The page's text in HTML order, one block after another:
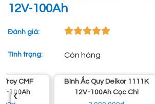
12V-100Ah
Đánh giá:
Tình trạng: Còn hàng
Bình Ắc Quy Delkor 1111K
12V-100Ah Cọc Chì
Bình Ắc
‹